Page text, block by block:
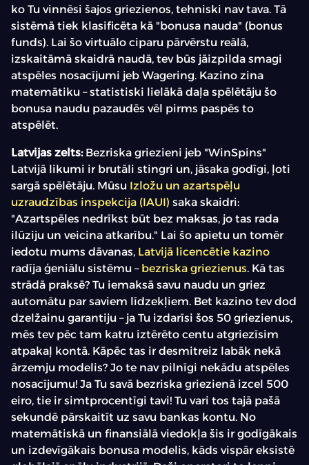
ko Tu vinnēsi šajos griezienos, tehniski nav tava. Tā
sistēmā tiek klasificēta kā "bonusa nauda" (bonus
funds). Lai šo virtuālo ciparu pārvērstu reālā,
izskaitāmā skaidrā naudā, tev būs jāizpilda smagi
atspēles nosacījumi jeb Wagering. Kazino zina
matemātiku – statistiski lielākā daļa spēlētāju šo
bonusa naudu pazaudēs vēl pirms paspēs to
atspēlēt.
Latvijas zelts:Bezriska griezieni jeb "WinSpins"
Latvijā likumi ir brutāli stingri un, jāsaka godīgi, ļoti
sargā spēlētāju. Mūsu Izložu un azartspēļu
uzraudzības inspekcija (IAUI) saka skaidri:
"Azartspēles nedrīkst būt bez maksas, jo tas rada
ilūziju un veicina atkarību." Lai šo apietu un tomēr
iedotu mums dāvanas, Latvijā licencētie kazino
radīja ģeniālu sistēmu – bezriska griezienus. Kā tas
strādā praksē? Tu iemaksā savu naudu un griez
automātu par saviem līdzekļiem. Bet kazino tev dod
dzelžainu garantiju – ja Tu izdarīsi šos 50 griezienus,
mēs tev pēc tam katru iztērēto centu atgriezīsim
atpakaļ kontā. Kāpēc tas ir desmitreiz labāk nekā
ārzemju modelis? Jo te nav pilnīgi nekādu atspēles
nosacījumu! Ja Tu savā bezriska griezienā izcel 500
eiro, tie ir simtprocentīgi tavi! Tu vari tos tajā pašā
sekundē pārskaitīt uz savu bankas kontu. No
matemātiskā un finansiālā viedokļa šis ir godīgākais
un izdevīgākais bonusa modelis, kāds vispār eksistē